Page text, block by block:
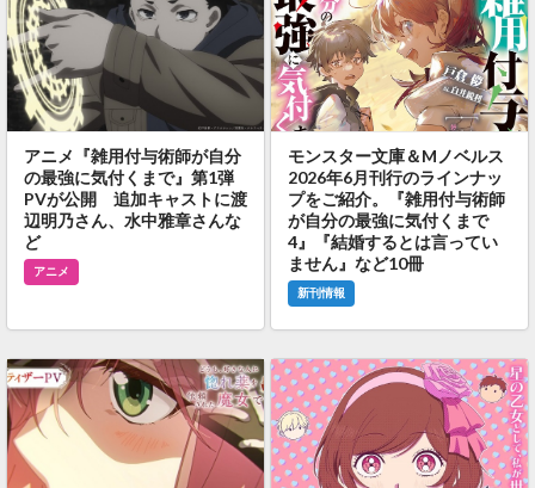
アニメ『雑用付与術師が自分
の最強に気付くまで』第1弾
PVが公開 追加キャストに渡
辺明乃さん、水中雅章さんな
ど
アニメ
モンスター文庫＆Mノベルス
2026年6月刊行のラインナッ
プをご紹介。『雑用付与術師
が自分の最強に気付くまで
4』『結婚するとは言ってい
ません』など10冊
新刊情報